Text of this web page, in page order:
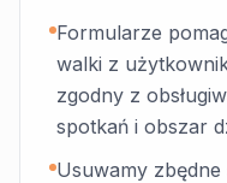
Formularze
walki z
zgodny z
spotkań i obszar
Usuwamy